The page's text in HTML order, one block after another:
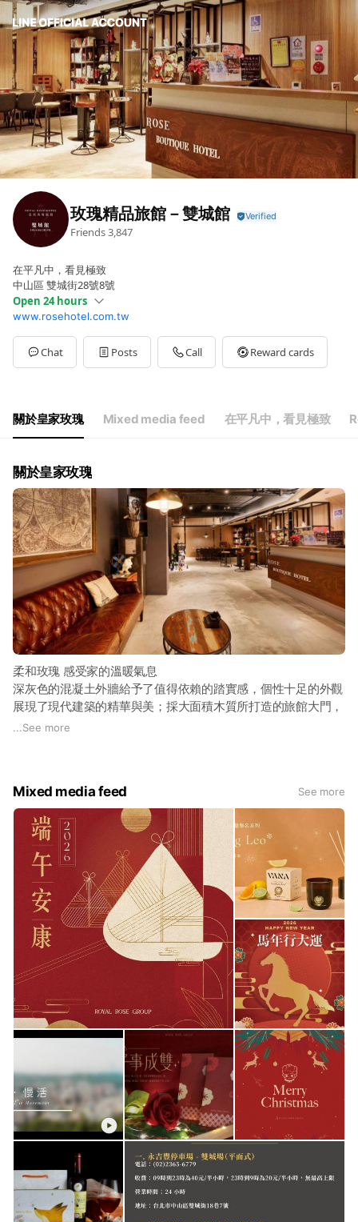
玫瑰精品旅館－雙城館
Friends3,847
在平凡中，看見極致
中山區 雙城街28號8號
Open 24 hours
SunOpen 24 hours
MonOpen 24 hours
TueOpen 24 hours
WedOpen 24 hours
SatOpen 24 hours
www.rosehotel.com.tw
Chat Posts Call Reward cards
關於皇家玫瑰 Mixed media feed 在平凡中，看見極致
關於皇家玫瑰
柔和玫瑰 感受家的溫暖氣息
深灰色的混凝土外牆給予了值得依賴的踏實感，個性十足的外觀
展現了現代建築的精華與美；採大面積木質所打造的旅館大門，
為冷色調添加一絲暖意，讓人有種彷彿回到家的溫暖親切感。
...See more
Mixed media feed See more